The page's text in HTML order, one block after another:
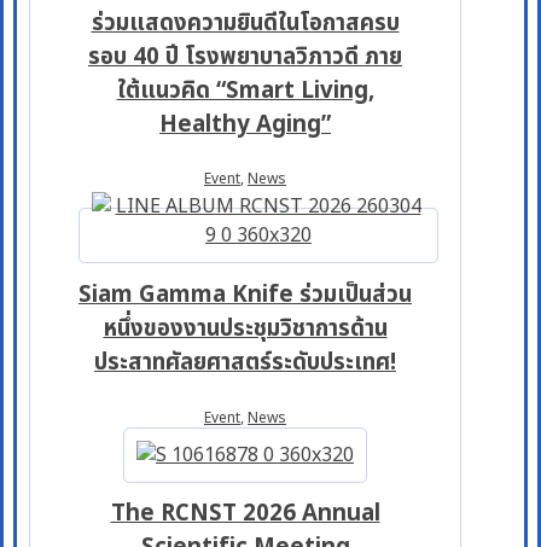
ร่วมแสดงความยินดีในโอกาสครบ
รอบ 40 ปี โรงพยาบาลวิภาวดี ภาย
ใต้แนวคิด “Smart Living,
Healthy Aging”
Event,News
Siam Gamma Knife ร่วมเป็นส่วน
หนึ่งของงานประชุมวิชาการด้าน
ประสาทศัลยศาสตร์ระดับประเทศ!
Event,News
The RCNST 2026 Annual